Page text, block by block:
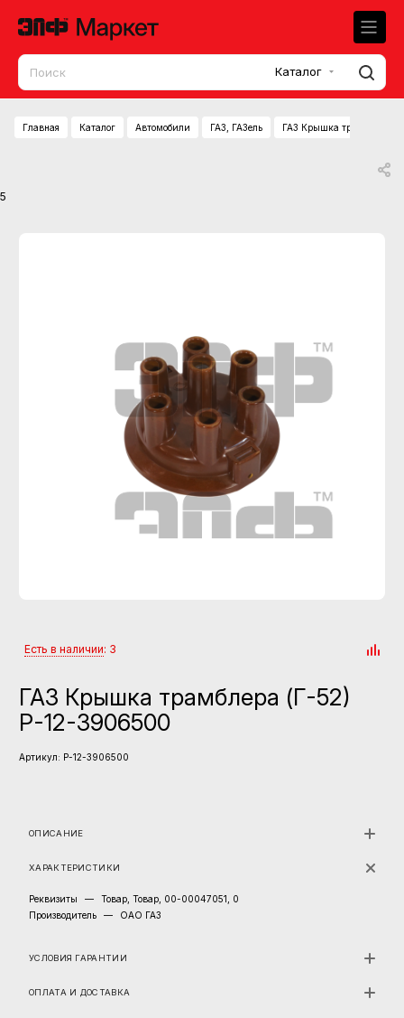
Каталог
Главная Каталог Автомобили ГАЗ, ГАЗель ГАЗ Крышка трамблера
5
Есть в наличии: 3
ГАЗ Крышка трамблера (Г-52)
Р-12-3906500
Артикул: Р-12-3906500
ОПИСАНИЕ
ХАРАКТЕРИСТИКИ
Реквизиты —
Товар, Товар, 00-00047051, 0
Производитель
— ОАО ГАЗ
УСЛОВИЯ ГАРАНТИИ
ОПЛАТА И ДОСТАВКА